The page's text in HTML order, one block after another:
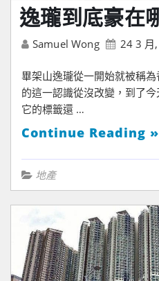
逸瓏到底豪在
Samuel Wong 24 3 月
畢架山逸瓏從一開始就被稱
的這一認識從沒改變，到了
它的標籤還 …
Continue Reading »
地產